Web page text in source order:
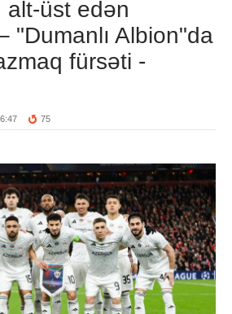
alt-üst edən
"Dumanlı Albion"da
fürsəti -
75